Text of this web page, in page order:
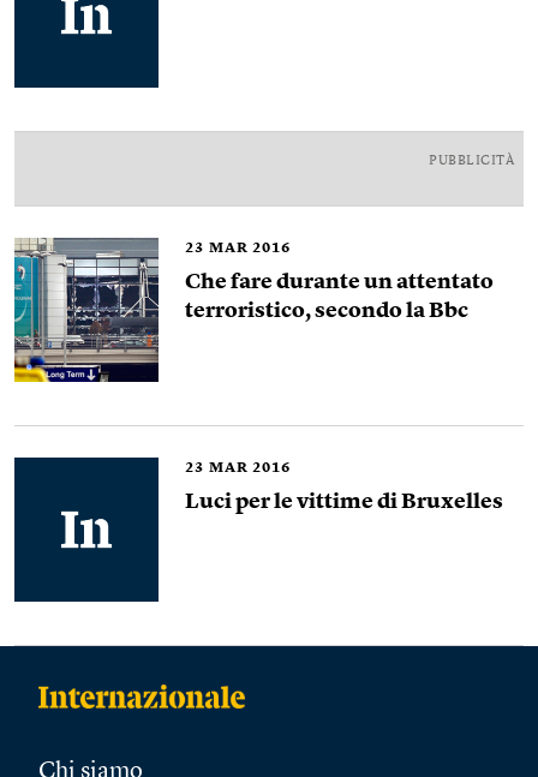
PUBBLICITÀ
23 MAR 2016
Che fare durante un attentato
terroristico, secondo la Bbc
23 MAR 2016
Luci per le vittime di Bruxelles
Chi siamo